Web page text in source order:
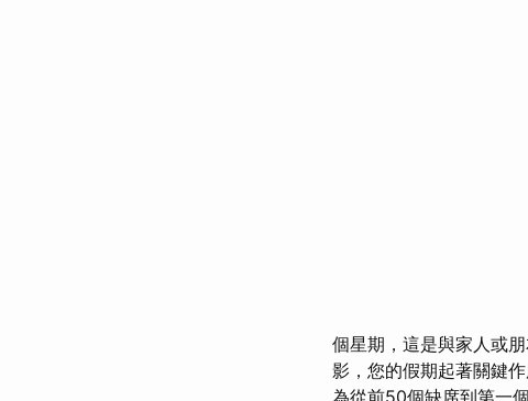
個星期，這是與家人或
影，您的假期起著關鍵作
為從前50個缺席到第一